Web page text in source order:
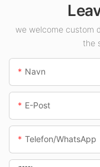
bensinstasjoner
underganger.
we welcome custom
the
Navn
E-Post
Telefon/whatsApp